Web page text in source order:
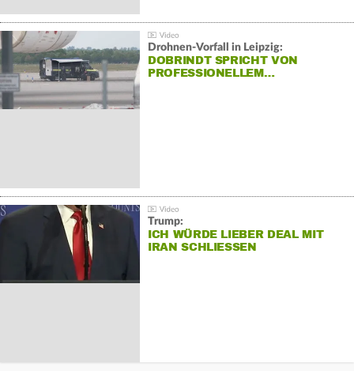
Drohnen-Vorfall in Leipzig:
DOBRINDT SPRICHT VON
PROFESSIONELLEM…
Trump:
ICH WÜRDE LIEBER DEAL MIT
IRAN SCHLIESSEN